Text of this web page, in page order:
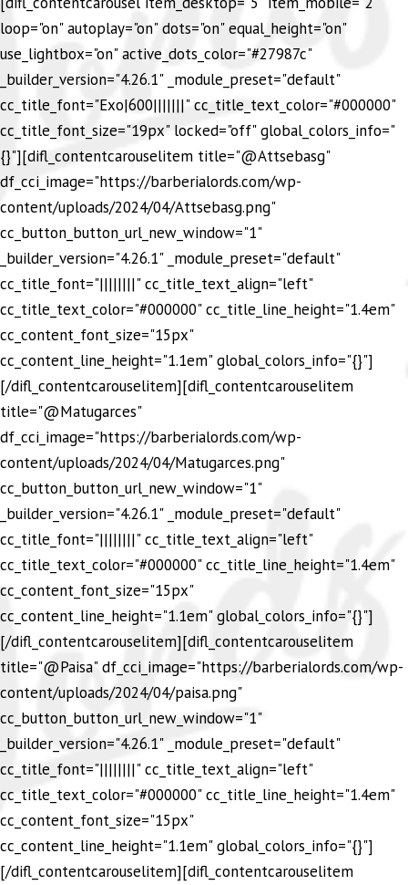
loop="on" autoplay="on" dots="on" equal_height="on"
use_lightbox="on" active_dots_color="#27987c"
_builder_version="4.26.1" _module_preset="default"
cc_title_font="Exo|600|||||||" cc_title_text_color="#000000"
cc_title_font_size="19px" locked="off" global_colors_info="
{}"][difl_contentcarouselitem title="@Attsebasg"
df_cci_image="https://barberialords.com/wp-
content/uploads/2024/04/Attsebasg.png"
cc_button_button_url_new_window="1"
_builder_version="4.26.1" _module_preset="default"
cc_title_font="||||||||" cc_title_text_align="left"
cc_title_text_color="#000000" cc_title_line_height="1.4em"
cc_content_font_size="15px"
cc_content_line_height="1.1em" global_colors_info="{}"]
[/difl_contentcarouselitem][difl_contentcarouselitem
title="@Matugarces"
df_cci_image="https://barberialords.com/wp-
content/uploads/2024/04/Matugarces.png"
cc_button_button_url_new_window="1"
_builder_version="4.26.1" _module_preset="default"
cc_title_font="||||||||" cc_title_text_align="left"
cc_title_text_color="#000000" cc_title_line_height="1.4em"
cc_content_font_size="15px"
cc_content_line_height="1.1em" global_colors_info="{}"]
[/difl_contentcarouselitem][difl_contentcarouselitem
title="@Paisa" df_cci_image="https://barberialords.com/wp-
content/uploads/2024/04/paisa.png"
cc_button_button_url_new_window="1"
_builder_version="4.26.1" _module_preset="default"
cc_title_font="||||||||" cc_title_text_align="left"
cc_title_text_color="#000000" cc_title_line_height="1.4em"
cc_content_font_size="15px"
cc_content_line_height="1.1em" global_colors_info="{}"]
[/difl_contentcarouselitem][difl_contentcarouselitem